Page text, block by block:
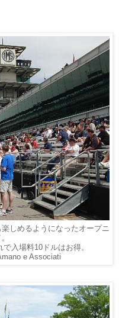
しめるようになったオープニ
入場料10ドルはお得。
e Associati